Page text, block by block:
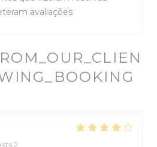
2
avaliações